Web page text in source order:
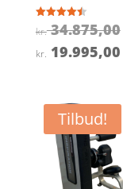
Vurderet
4.5
kr.34.875,00
kr. 19.995,00
Tilbud!